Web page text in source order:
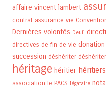
affaire vincent lambert
contrat assurance vie
Dernières volontés Deuil
directives de fin de vie donation
succession déshériter
héritage héritier héritiers
association le PACS légataire